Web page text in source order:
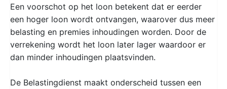
Een voorschot op het loon betekent dat er eerder
een hoger loon wordt ontvangen, waarover dus meer
belasting en premies inhoudingen worden. Door de
verrekening wordt het loon later lager waardoor er
dan minder inhoudingen plaatsvinden.
De Belastingdienst maakt onderscheid tussen een